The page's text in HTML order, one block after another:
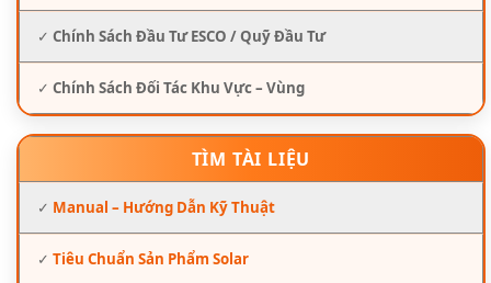
✓ Chính Sách Đầu Tư ESCO / Quỹ Đầu Tư
✓ Chính Sách Đối Tác Khu Vực – Vùng
TÌM TÀI LIỆU
✓ Manual – Hướng Dẫn Kỹ Thuật
✓ Tiêu Chuẩn Sản Phẩm Solar